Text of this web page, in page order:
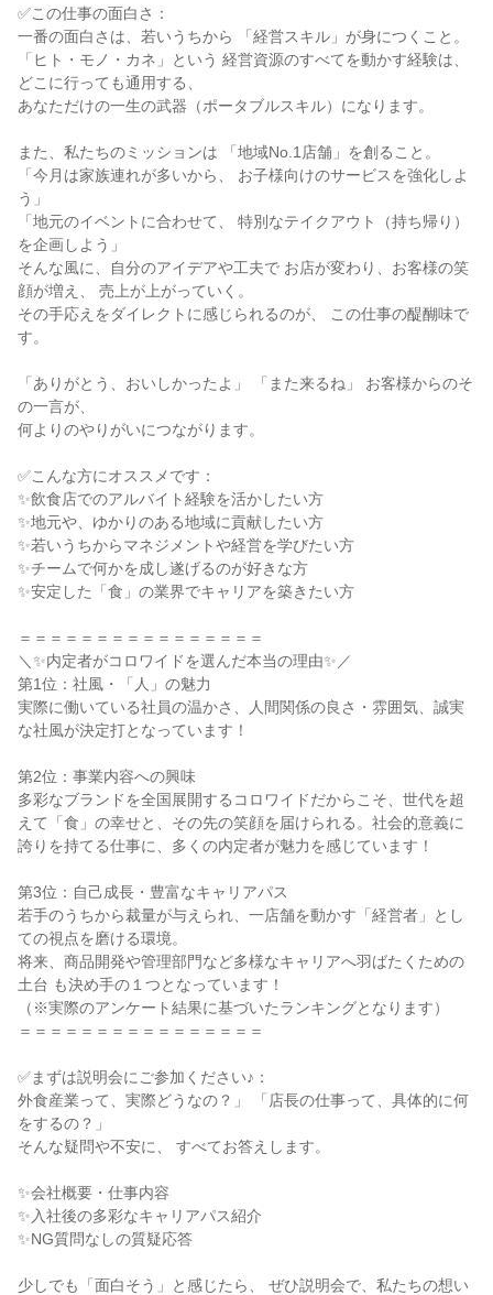
✅この仕事の面白さ：
一番の面白さは、若いうちから 「経営スキル」が身につくこと。
「ヒト・モノ・カネ」という 経営資源のすべてを動かす経験は、
どこに行っても通用する、
あなただけの一生の武器（ポータブルスキル）になります。
また、私たちのミッションは 「地域No.1店舗」を創ること。
「今月は家族連れが多いから、 お子様向けのサービスを強化しよ
う」
「地元のイベントに合わせて、 特別なテイクアウト（持ち帰り）
を企画しよう」
そんな風に、自分のアイデアや工夫で お店が変わり、お客様の笑
顔が増え、 売上が上がっていく。
その手応えをダイレクトに感じられるのが、 この仕事の醍醐味で
す。
「ありがとう、おいしかったよ」 「また来るね」 お客様からのそ
の一言が、
何よりのやりがいにつながります。
✅こんな方にオススメです：
✨飲食店でのアルバイト経験を活かしたい方
✨地元や、ゆかりのある地域に貢献したい方
✨若いうちからマネジメントや経営を学びたい方
✨チームで何かを成し遂げるのが好きな方
✨安定した「食」の業界でキャリアを築きたい方
＝＝＝＝＝＝＝＝＝＝＝＝＝＝＝＝
＼✨内定者がコロワイドを選んだ本当の理由✨／
第1位：社風・「人」の魅力
実際に働いている社員の温かさ、人間関係の良さ・雰囲気、誠実
な社風が決定打となっています！
第2位：事業内容への興味
多彩なブランドを全国展開するコロワイドだからこそ、世代を超
えて「食」の幸せと、その先の笑顔を届けられる。社会的意義に
誇りを持てる仕事に、多くの内定者が魅力を感じています！
第3位：自己成長・豊富なキャリアパス
若手のうちから裁量が与えられ、一店舗を動かす「経営者」とし
ての視点を磨ける環境。
将来、商品開発や管理部門など多様なキャリアへ羽ばたくための
土台 も決め手の１つとなっています！
（※実際のアンケート結果に基づいたランキングとなります）
＝＝＝＝＝＝＝＝＝＝＝＝＝＝＝＝
✅まずは説明会にご参加ください♪：
外食産業って、実際どうなの？」 「店長の仕事って、具体的に何
をするの？」
そんな疑問や不安に、 すべてお答えします。
✨会社概要・仕事内容
✨入社後の多彩なキャリアパス紹介
✨NG質問なしの質疑応答
少しでも「面白そう」と感じたら、 ぜひ説明会で、私たちの想い